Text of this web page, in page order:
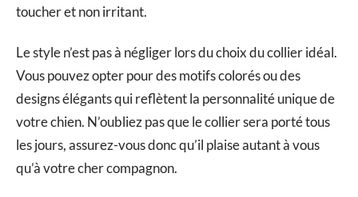
toucher et non irritant.
Le style n’est pas à négliger lors du choix du collier idéal.
Vous pouvez opter pour des motifs colorés ou des
designs élégants qui reflètent la personnalité unique de
votre chien. N’oubliez pas que le collier sera porté tous
les jours, assurez-vous donc qu’il plaise autant à vous
qu’à votre cher compagnon.